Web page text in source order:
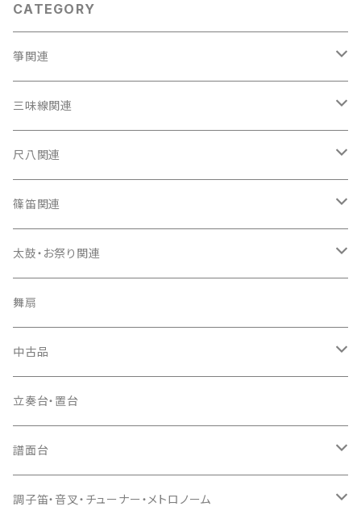
CATEGORY
箏関連
箏（本体）
箏カバー
箏袋
口前袋・尾布
爪・爪輪
爪入
爪駒入
猫足入
爪ばさみ
三味線関連
三味線（本体）
三味線ケース
長トランク・三ツ折トランク
ソフトケース
雨用カバー
長袋・三ツ組袋・胴袋
胴掛
根緒
糸
(丸三) 寿糸
駒
尺八関連
尺八（本体）
尺八袋
歌口キャップ
つゆ切り
篠笛関連
篠笛（本体）
お祭り用６穴
お祭り用７穴
篠笛袋
太鼓・お祭り関連
太鼓（本体）
太鼓撥
手拍子（チャンチャン）
当り鉦
シュモク（当り鉦バチ）
舞扇
中古品
箏（本体）
三味線（本体）
立奏台・置台
譜面台
座奏用譜面台
調子笛・音叉・チューナー・メトロノーム